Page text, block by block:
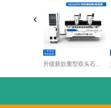
升级新款重型双头石材雕刻机